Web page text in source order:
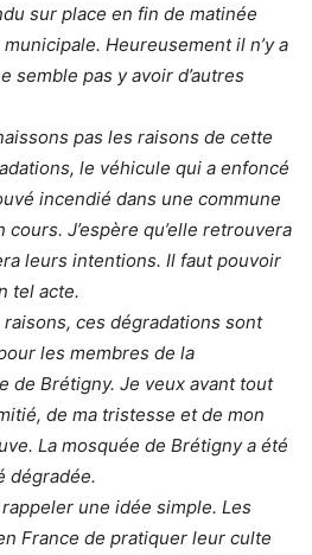
sur place en fin de matinée
Heureusement il n’y a
semble pas y avoir d’autres
pas les raisons de cette
le véhicule qui a enfoncé
incendié dans une commune
cours. J’espère qu’elle retrouvera
leurs intentions. Il faut pouvoir
tel acte.
raisons, ces dégradations sont
les membres de la
de Brétigny. Je veux avant tout
de ma tristesse et de mon
La mosquée de Brétigny a été
dégradée.
une idée simple. Les
France de pratiquer leur culte